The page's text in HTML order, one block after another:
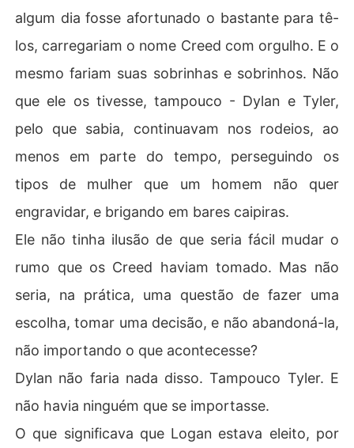
algum dia fosse afortunado o bastante para tê-
los, carregariam o nome Creed com orgulho. E o
mesmo fariam suas sobrinhas e sobrinhos. Não
que ele os tivesse, tampouco - Dylan e Tyler,
pelo que sabia, continuavam nos rodeios, ao
menos em parte do tempo, perseguindo os
tipos de mulher que um homem não quer
engravidar, e brigando em bares caipiras.
Ele não tinha ilusão de que seria fácil mudar o
rumo que os Creed haviam tomado. Mas não
seria, na prática, uma questão de fazer uma
escolha, tomar uma decisão, e não abandoná-la,
não importando o que acontecesse?
Dylan não faria nada disso. Tampouco Tyler. E
não havia ninguém que se importasse.
O que significava que Logan estava eleito, por